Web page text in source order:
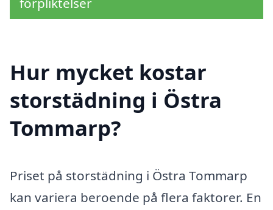
Hur mycket kostar
storstädning i Östra
Tommarp?
Priset på storstädning i Östra Tommarp
kan variera beroende på flera faktorer. En